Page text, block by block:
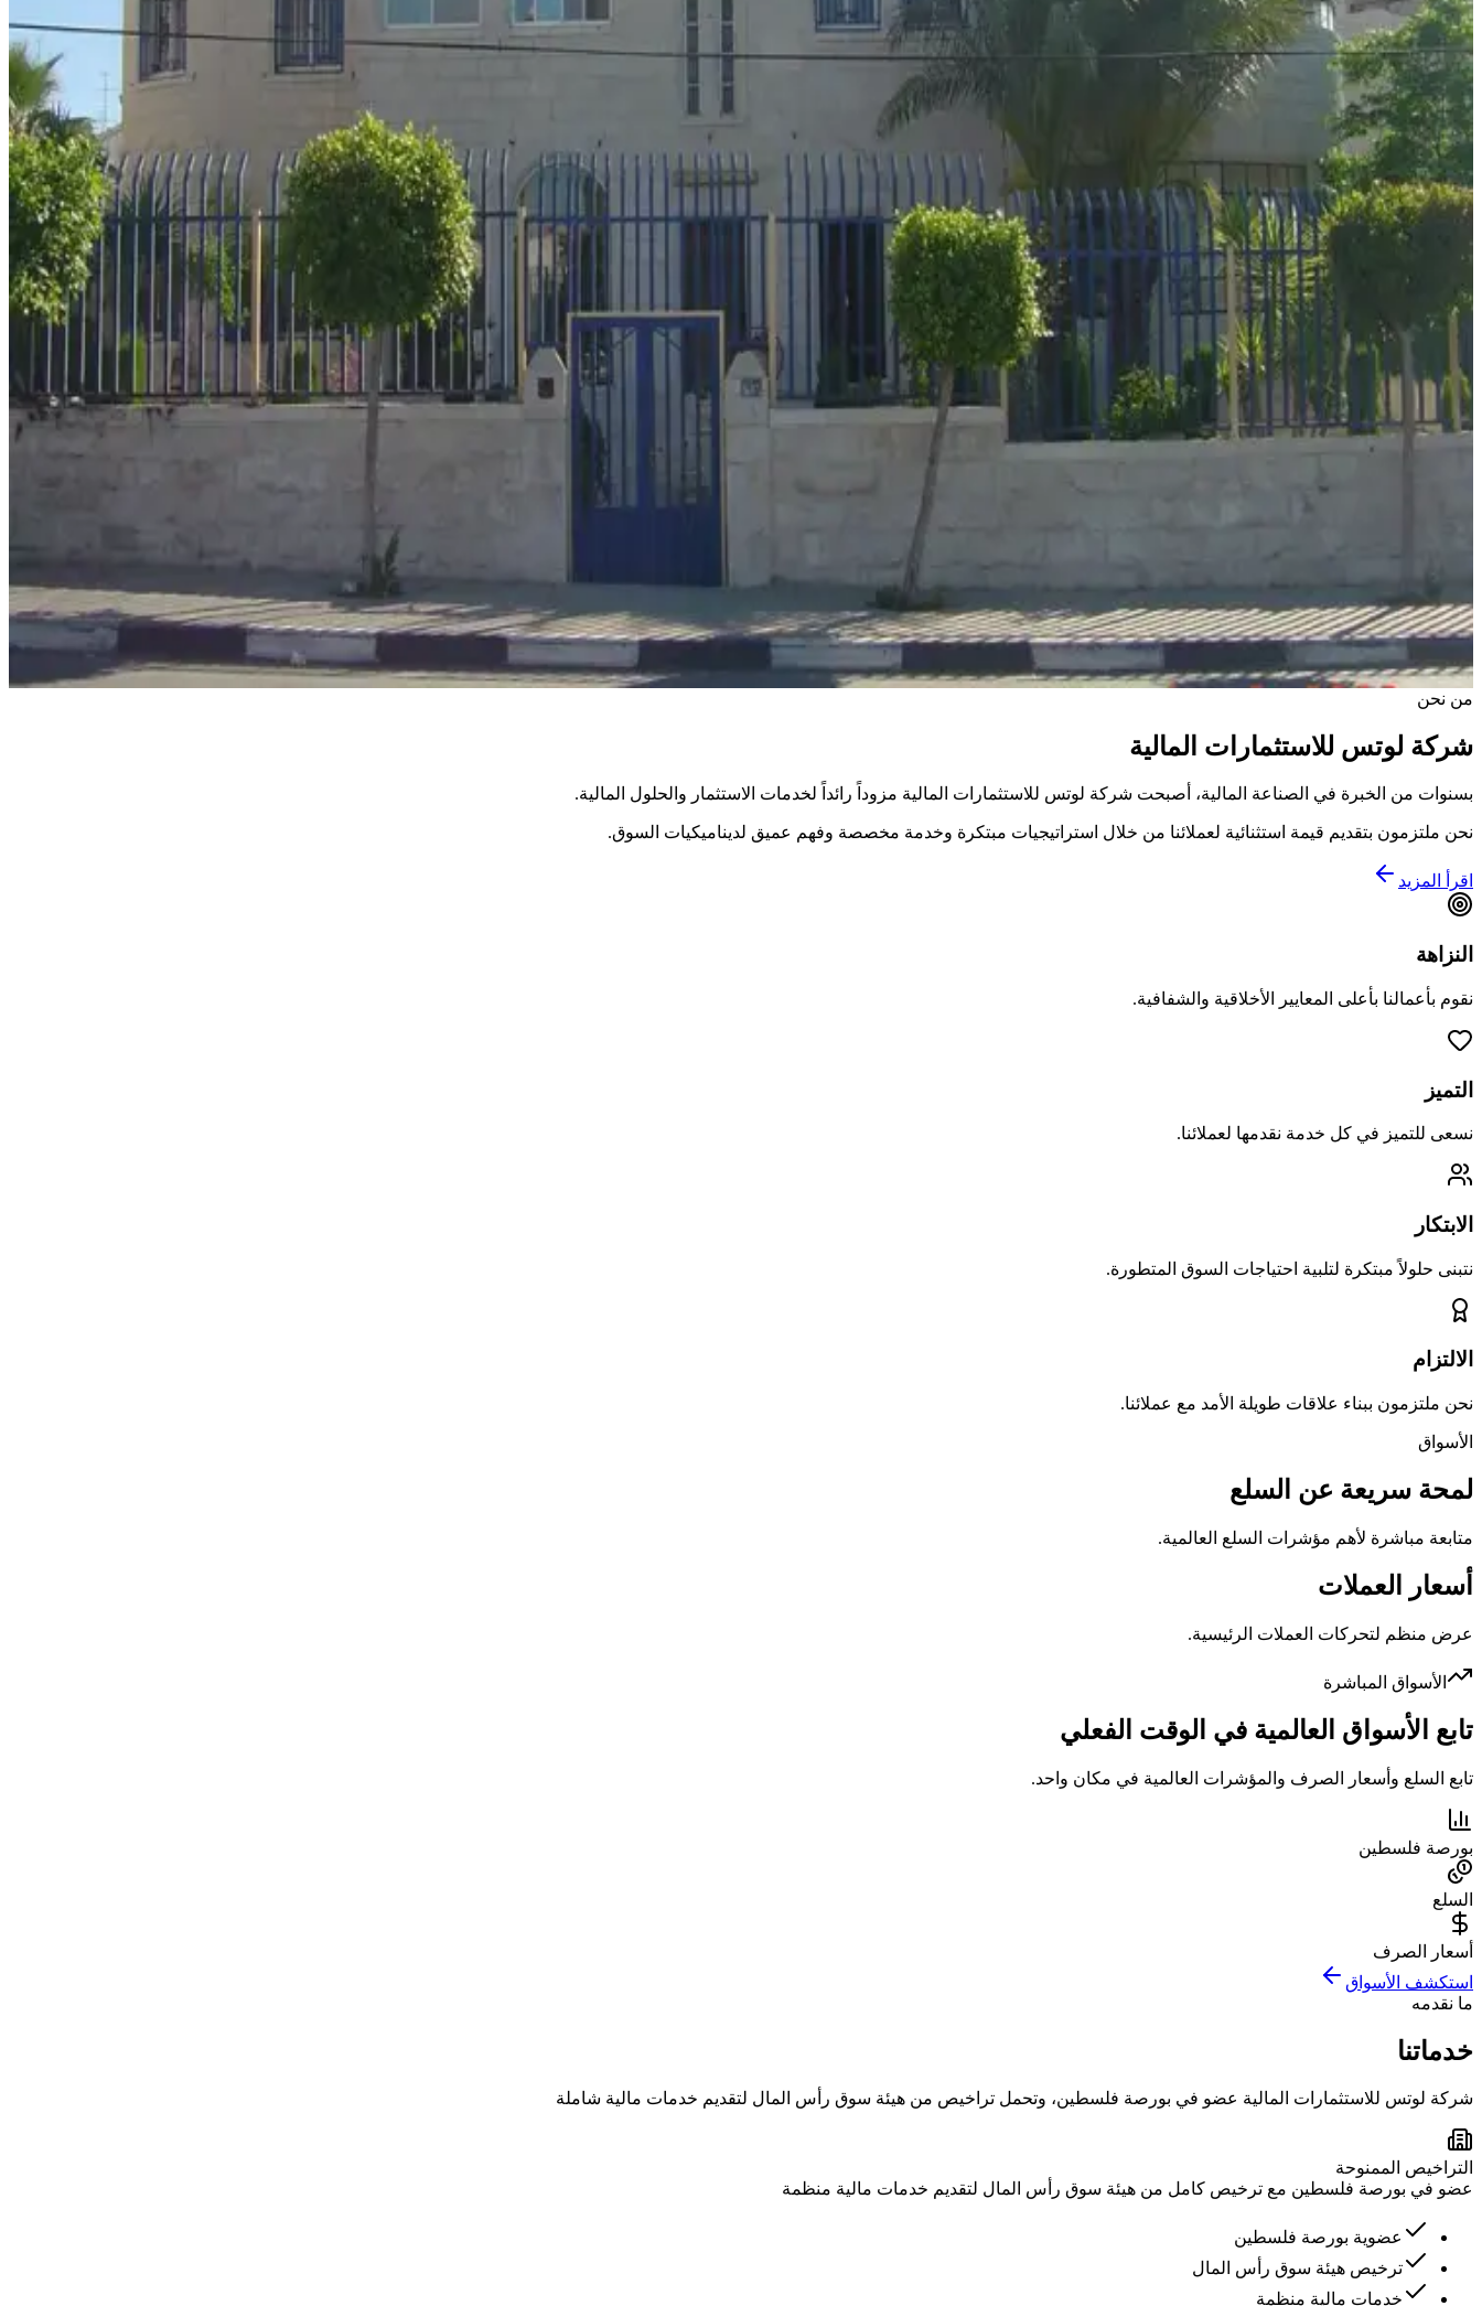
من نحن
شركة لوتس للاستثمارات المالية
بسنوات من الخبرة في الصناعة المالية، أصبحت شركة لوتس للاستثمارات المالية مزوداً رائداً لخدمات الاستثمار والحلول المالية.
نحن ملتزمون بتقديم قيمة استثنائية لعملائنا من خلال استراتيجيات مبتكرة وخدمة مخصصة وفهم عميق لديناميكيات السوق.
اقرأ المزيد
النزاهة
نقوم بأعمالنا بأعلى المعايير الأخلاقية والشفافية.
التميز
نسعى للتميز في كل خدمة نقدمها لعملائنا.
الابتكار
نتبنى حلولاً مبتكرة لتلبية احتياجات السوق المتطورة.
الالتزام
نحن ملتزمون ببناء علاقات طويلة الأمد مع عملائنا.
الأسواق
لمحة سريعة عن السلع
متابعة مباشرة لأهم مؤشرات السلع العالمية.
أسعار العملات
عرض منظم لتحركات العملات الرئيسية.
الأسواق المباشرة
تابع الأسواق العالمية في الوقت الفعلي
تابع السلع وأسعار الصرف والمؤشرات العالمية في مكان واحد.
بورصة فلسطين
السلع
أسعار الصرف
استكشف الأسواق
ما نقدمه
خدماتنا
شركة لوتس للاستثمارات المالية عضو في بورصة فلسطين، وتحمل تراخيص من هيئة سوق رأس المال لتقديم خدمات مالية شاملة
التراخيص الممنوحة
عضو في بورصة فلسطين مع ترخيص كامل من هيئة سوق رأس المال لتقديم خدمات مالية منظمة
عضوية بورصة فلسطين
ترخيص هيئة سوق رأس المال
خدمات مالية منظمة